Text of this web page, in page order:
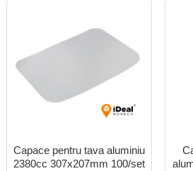
Capace pentru tava aluminiu
2380cc 307x207mm 100/set